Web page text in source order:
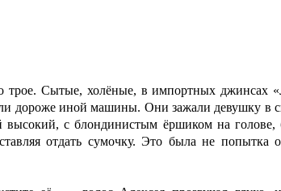
трое. Сытые, холёные, в импортных джинсах
дороже иной машины. Они зажали девушку в
высокий, с блондинистым ёршиком на голове,
отдать сумочку. Это была не попытка